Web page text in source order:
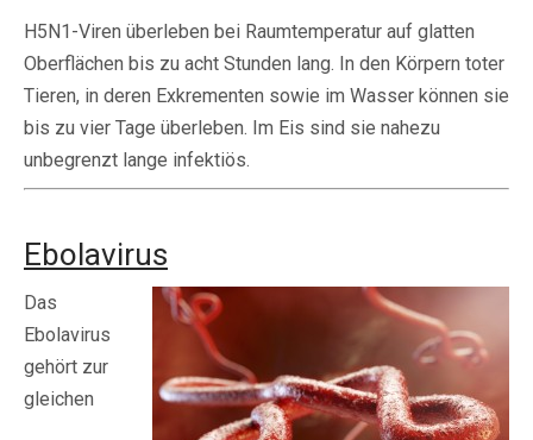
H5N1-Viren überleben bei Raumtemperatur auf glatten
Oberflächen bis zu acht Stunden lang. In den Körpern toter
Tieren, in deren Exkrementen sowie im Wasser können sie
bis zu vier Tage überleben. Im Eis sind sie nahezu
unbegrenzt lange infektiös.
Ebolavirus
Das
Ebolavirus
gehört zur
gleichen